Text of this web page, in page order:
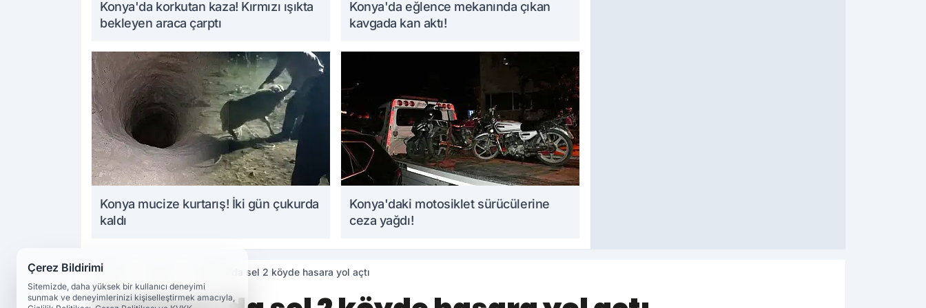
Konya'da korkutan kaza! Kırmızı ışıkta
bekleyen araca çarptı
Konya'da eğlence mekanında çıkan
kavgada kan aktı!
Konya mucize kurtarış! İki gün çukurda
kaldı
Konya'daki motosiklet sürücülerine
ceza yağdı!
Haberler Ardahan'da sel 2 köyde hasara yol açtı
Çerez Bildirimi
Sitemizde, daha yüksek bir kullanıcı deneyimi
sunmak ve deneyimlerinizi kişiselleştirmek amacıyla,